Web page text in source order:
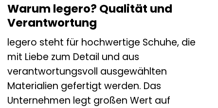
Warum legero? Qualität und
Verantwortung
legero steht für hochwertige Schuhe, die
mit Liebe zum Detail und aus
verantwortungsvoll ausgewählten
Materialien gefertigt werden. Das
Unternehmen legt großen Wert auf